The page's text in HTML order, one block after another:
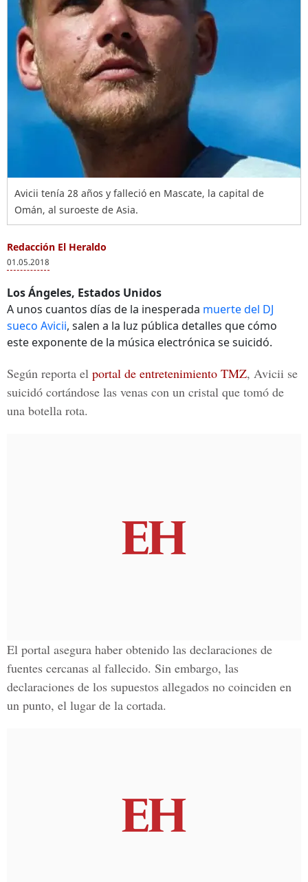
Avicii tenía 28 años y falleció en Mascate, la capital de
Omán, al suroeste de Asia.
Redacción El Heraldo
01.05.2018
Los Ángeles, Estados Unidos
A unos cuantos días de la inesperada muerte del DJ
sueco Avicii, salen a la luz pública detalles que cómo
este exponente de la música electrónica se suicidó.
Según reporta el portal de entretenimiento TMZ, Avicii se
suicidó cortándose las venas con un cristal que tomó de
una botella rota.
El portal asegura haber obtenido las declaraciones de
fuentes cercanas al fallecido. Sin embargo, las
declaraciones de los supuestos allegados no coinciden en
un punto, el lugar de la cortada.